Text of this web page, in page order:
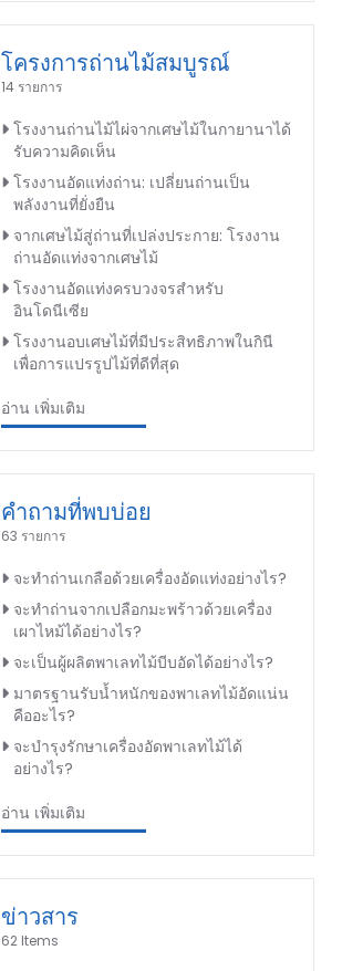
โครงการถ่านไม้สมบูรณ์
14 รายการ
โรงงานถ่านไม้ไผ่จากเศษไม้ในกายานาได้
รับความคิดเห็น
โรงงานอัดแท่งถ่าน: เปลี่ยนถ่านเป็น
พลังงานที่ยั่งยืน
จากเศษไม้สู่ถ่านที่เปล่งประกาย: โรงงาน
ถ่านอัดแท่งจากเศษไม้
โรงงานอัดแท่งครบวงจรสำหรับ
อินโดนีเซีย
โรงงานอบเศษไม้ที่มีประสิทธิภาพในกินี
เพื่อการแปรรูปไม้ที่ดีที่สุด
อ่าน เพิ่มเติม
คำถามที่พบบ่อย
63 รายการ
จะทำถ่านเกลือด้วยเครื่องอัดแท่งอย่างไร?
จะทำถ่านจากเปลือกมะพร้าวด้วยเครื่อง
เผาไหม้ได้อย่างไร?
จะเป็นผู้ผลิตพาเลทไม้บีบอัดได้อย่างไร?
มาตรฐานรับน้ำหนักของพาเลทไม้อัดแน่น
คืออะไร?
จะบำรุงรักษาเครื่องอัดพาเลทไม้ได้
อย่างไร?
อ่าน เพิ่มเติม
ข่าวสาร
62 Items